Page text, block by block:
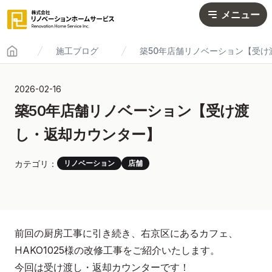
Home 施工ブログ 築50年店舗リノベーション【受
2026-02-16
築50年店舗リノベーション【受け渡
し・返却カウンター】
カテゴリ： リノベーション 店舗
前回の厨房工事に引き続き、右京区にあるカフェ、
HAKO1025様の改修工事をご紹介いたします。
今回は受け渡し・返却カウンターです！
メニュー